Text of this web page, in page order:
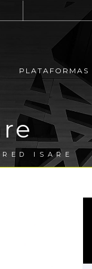
PLATAFORMAS
ISARE